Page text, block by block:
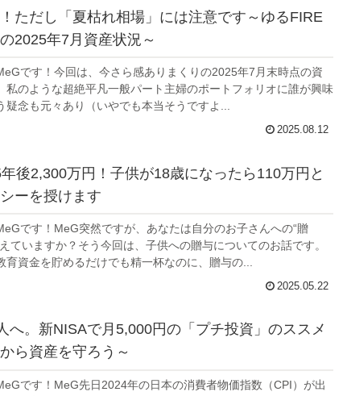
ただし「夏枯れ相場」には注意です～ゆるFIRE
2025年7月資産状況～
です！今回は、今さら感ありまくりの2025年7月末時点の資
私のような超絶平凡一般パート主婦のポートフォリオに誰が興味
疑念も元々あり（いやでも本当そうですよ...
2025.08.12
後2,300万円！子供が18歳になったら110万円と
ーを授けます
です！MeG突然ですが、あなたは自分のお子さんへの“贈
ていますか？そう今回は、子供への贈与についてのお話です。
育資金を貯めるだけでも精一杯なのに、贈与の...
2025.05.22
へ。新NISAで月5,000円の「プチ投資」のススメ
ら資産を守ろう～
です！MeG先日2024年の日本の消費者物価指数（CPI）が出